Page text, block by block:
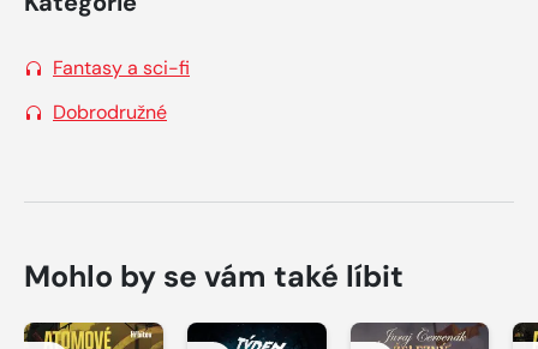
Fantasy a sci-fi
Dobrodružné
Mohlo by se vám také líbit